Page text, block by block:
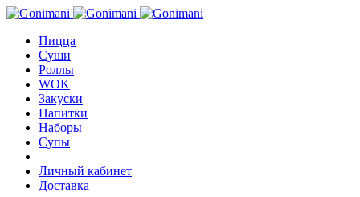
Пицца
Суши
Роллы
WOK
Закуски
Напитки
Наборы
Супы
————————————–
Личный кабинет
Доставка